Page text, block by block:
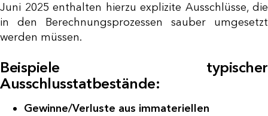
Juni 2025 enthalten hierzu explizite Ausschlüsse, die
in den Berechnungsprozessen sauber umgesetzt
werden müssen.
Beispiele typischer
Ausschlusstatbestände:
Gewinne/Verluste aus immateriellen